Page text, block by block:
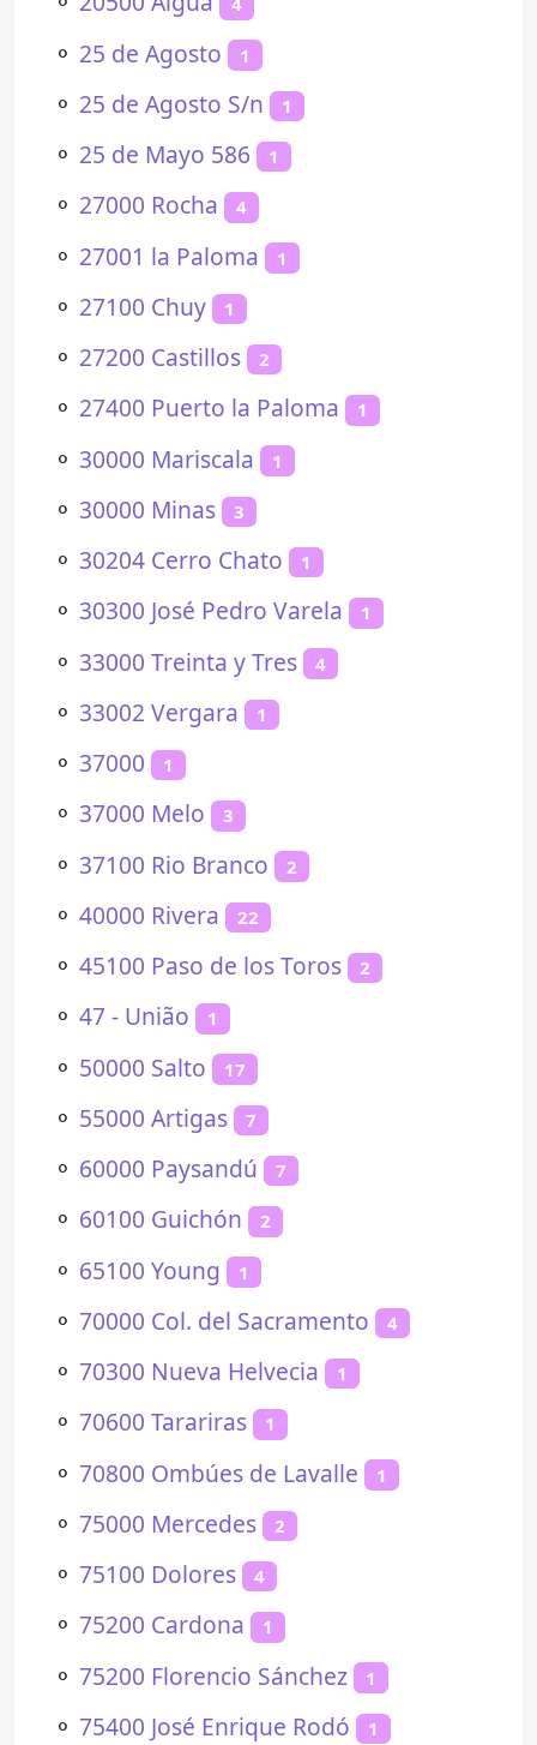
⚬ 25 de Agosto 1
⚬ 25 de Agosto S/n 1
⚬ 25 de Mayo 586 1
⚬ 27000 Rocha 4
⚬ 27001 la Paloma 1
⚬ 27100 Chuy 1
⚬ 27200 Castillos 2
⚬ 27400 Puerto la Paloma 1
⚬ 30000 Mariscala 1
⚬ 30000 Minas 3
⚬ 30204 Cerro Chato 1
⚬ 30300 José Pedro Varela 1
⚬ 33000 Treinta y Tres 4
⚬ 33002 Vergara 1
⚬ 37000 1
⚬ 37000 Melo 3
⚬ 37100 Rio Branco 2
⚬ 40000 Rivera 22
⚬ 45100 Paso de los Toros 2
⚬ 47 - União 1
⚬ 50000 Salto 17
⚬ 55000 Artigas 7
⚬ 60000 Paysandú 7
⚬ 60100 Guichón 2
⚬ 65100 Young 1
⚬ 70000 Col. del Sacramento 4
⚬ 70300 Nueva Helvecia 1
⚬ 70600 Tarariras 1
⚬ 70800 Ombúes de Lavalle 1
⚬ 75000 Mercedes 2
⚬ 75100 Dolores 4
⚬ 75200 Cardona 1
⚬ 75200 Florencio Sánchez 1
⚬ 75400 José Enrique Rodó 1